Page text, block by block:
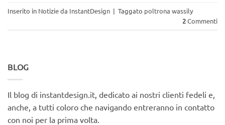
Inserito in Notizie da InstantDesign | Taggato poltrona wassily
2Commenti
BLOG
Il blog di instantdesign.it, dedicato ai nostri clienti fedeli e,
anche, a tutti coloro che navigando entreranno in contatto
con noi per la prima volta.